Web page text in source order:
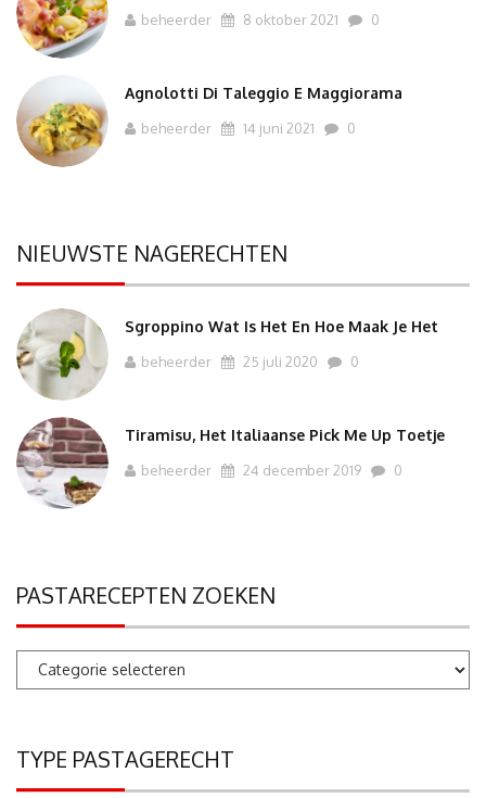
beheerder 8 oktober 2021 0
Agnolotti Di Taleggio E Maggiorama
beheerder 14 juni 2021 0
NIEUWSTE NAGERECHTEN
Sgroppino Wat Is Het En Hoe Maak Je Het
beheerder 25 juli 2020 0
Tiramisu, Het Italiaanse Pick Me Up Toetje
beheerder 24 december 2019 0
PASTARECEPTEN ZOEKEN
Pastarecepten
zoeken
TYPE PASTAGERECHT